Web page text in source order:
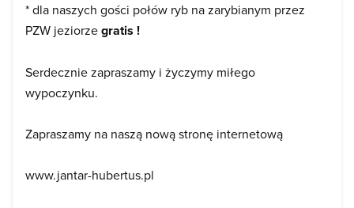
* dla naszych gości połów ryb na zarybianym przez
PZW jeziorzegratis !
Serdecznie zapraszamy i życzymy miłego
wypoczynku.
Zapraszamy na naszą nową stronę internetową
www.jantar-hubertus.pl